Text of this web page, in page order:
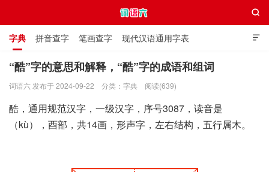

字典 拼音查字 笔画查字 现代汉语通用字表
通用规范汉字表 叠字大全 独体字大全 极简英语词典

“酷”字的意思和解释，“酷”字的成语和组词
词语六 发布于 2024-09-22 分类： 字典 阅读(639)
酷，通用规范汉字，一级汉字，序号3087，读音是
（kù），酉部，共14画，形声字，左右结构，五行属木。